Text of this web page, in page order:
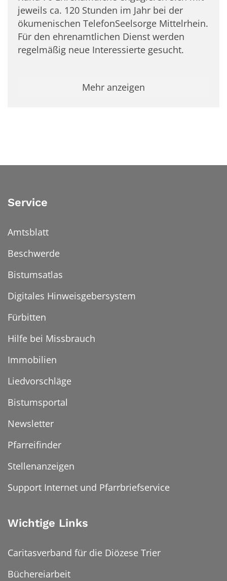
jeweils ca. 120 Stunden im Jahr bei der
ökumenischen TelefonSeelsorge Mittelrhein.
Für den ehrenamtlichen Dienst werden
regelmäßig neue Interessierte gesucht.
Mehr anzeigen
Service
Amtsblatt
Beschwerde
Bistumsatlas
Digitales Hinweisgebersystem
Fürbitten
Hilfe bei Missbrauch
Immobilien
Liedvorschläge
Bistumsportal
Newsletter
Pfarreifinder
Stellenanzeigen
Support Internet und Pfarrbriefservice
Wichtige Links
Caritasverband für die Diözese Trier
Büchereiarbeit